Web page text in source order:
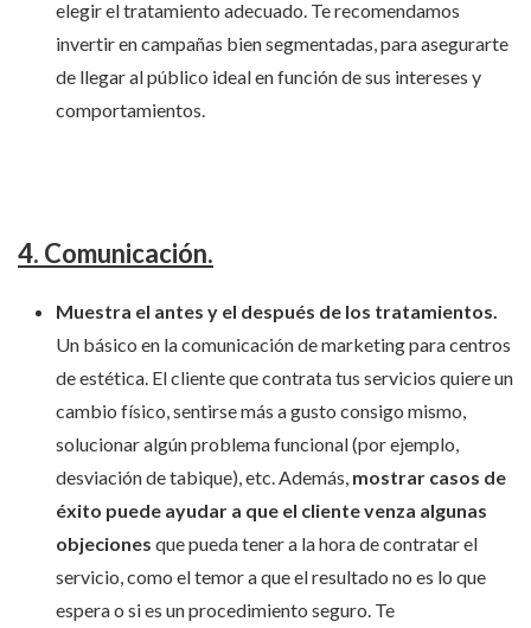
elegir el tratamiento adecuado. Te recomendamos
invertir en campañas bien segmentadas, para asegurarte
de llegar al público ideal en función de sus intereses y
comportamientos.
4. Comunicación.
Muestra el antes y el después de los tratamientos.
Un básico en la comunicación de marketing para centros
de estética. El cliente que contrata tus servicios quiere un
cambio físico, sentirse más a gusto consigo mismo,
solucionar algún problema funcional (por ejemplo,
desviación de tabique), etc. Además, mostrar casos de
éxito puede ayudar a que el cliente venza algunas
objeciones que pueda tener a la hora de contratar el
servicio, como el temor a que el resultado no es lo que
espera o si es un procedimiento seguro. Te